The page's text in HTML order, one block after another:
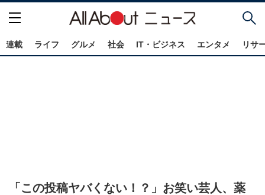
連載 ライフ グルメ 社会 IT・ビジネス エンタメ リサ
「この投稿ヤバくない！？」お笑い芸人、薬